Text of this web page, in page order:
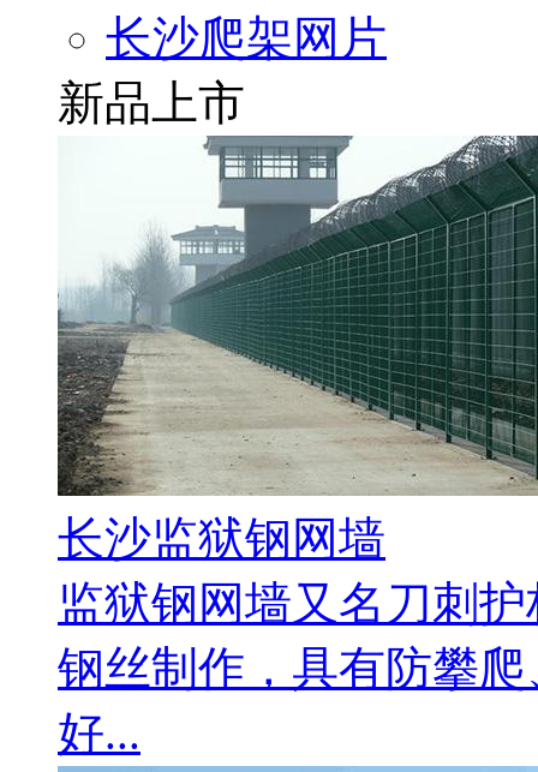
长沙爬架网片
新品上市
长沙监狱钢网墙
监狱钢网墙又名刀刺
钢丝制作，具有防攀
好...